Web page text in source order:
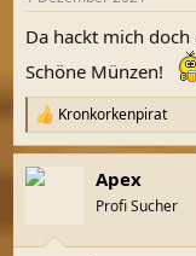
e
:
Da hackt mich
Schöne Münzen!
R
e
a
k
Kronkorkenpirat
Apex
Profi Sucher